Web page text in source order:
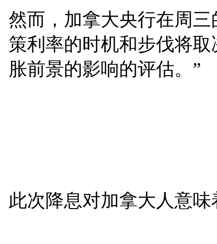
然而，加拿大央行在周
策利率的时机和步伐将
胀前景的影响的评估。”
此次降息对加拿大人意味